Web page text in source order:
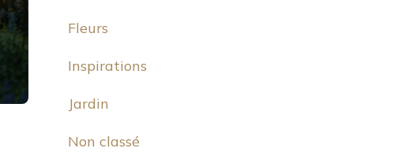
Fleurs
Inspirations
Jardin
Non classé